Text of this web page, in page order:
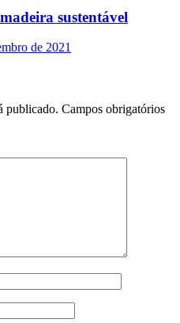
sustentável
de 2021
publicado. Campos obrigatórios